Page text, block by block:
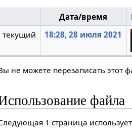
Дата/время
текущий
18:28, 28 июля 2021
не можете перезаписать этот
файла
1 страница